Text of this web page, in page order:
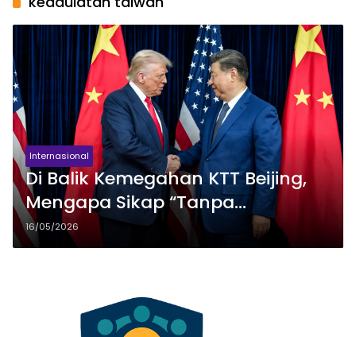
Internasional
Di Balik Kemegahan KTT Beijing,
Mengapa Sikap “Tanpa
Komitmen” Trump Soal Taiwan
Menjadi Ujian Terbesar Hubungan
16/05/2026